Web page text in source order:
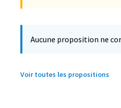
Aucune proposition ne
Voir toutes les propositions